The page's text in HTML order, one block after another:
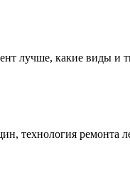
лучше, какие виды
технология ремонта